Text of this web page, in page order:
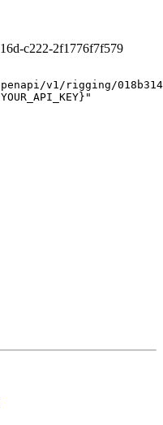
c222-2f1776f7f579
v1/rigging/